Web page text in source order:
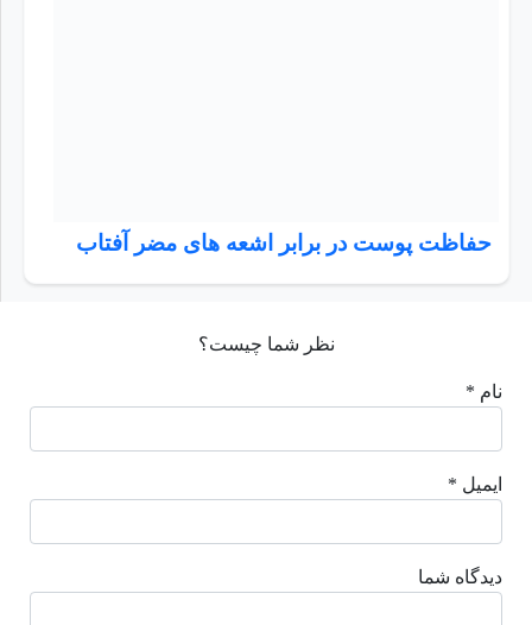
حفاظت پوست در برابر اشعه های مضر آفتاب
نظر شما چیست؟
نام *
ایمیل *
دیدگاه شما